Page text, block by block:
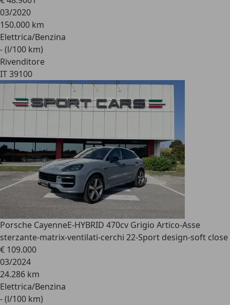
03/2020
150.000 km
Elettrica/Benzina
- (l/100 km)
Rivenditore
IT 39100
Porsche CayenneE-HYBRID 470cv Grigio Artico-Asse
sterzante-matrix-ventilati-cerchi 22-Sport design-soft close
€ 109.000
03/2024
24.286 km
Elettrica/Benzina
- (l/100 km)